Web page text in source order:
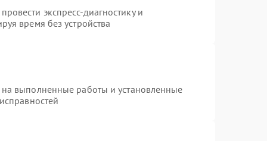
экспресс-диагностику и
время без устройства
на выполненные работы и установленные